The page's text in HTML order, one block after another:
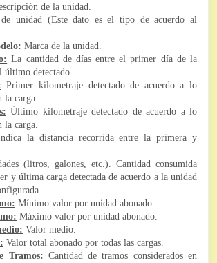
de la unidad.
unidad (Este dato es el tipo de acuerdo al
Marca de la unidad.
La cantidad de días entre el primer día de la
último detectado.
Primer kilometraje detectado de acuerdo a lo
la carga.
Último kilometraje detectado de acuerdo a lo
la carga.
la distancia recorrida entre la primera y
(litros, galones, etc.). Cantidad consumida
y última carga detectada de acuerdo a la unidad
Mínimo valor por unidad abonado.
Máximo valor por unidad abonado.
Valor medio.
Valor total abonado por todas las cargas.
Tramos: Cantidad de tramos considerados en